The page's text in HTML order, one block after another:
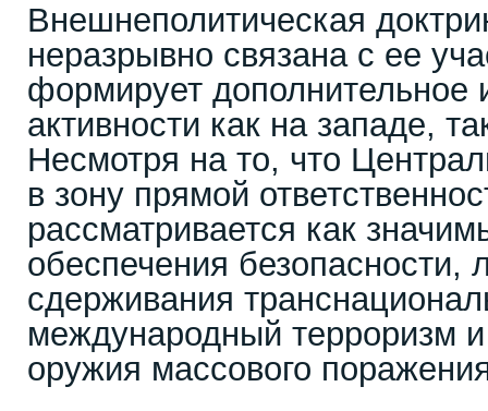
Внешнеполитическая
неразрывно связана с ее
формирует дополнительное
активности как на западе,
Несмотря на то, что
в зону прямой
рассматривается как
обеспечения безопасности,
сдерживания
международный терроризм
оружия массового